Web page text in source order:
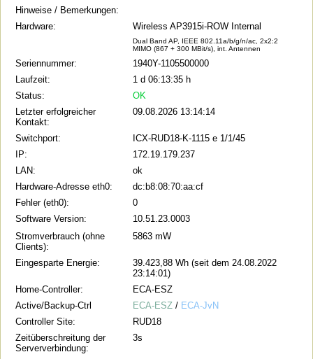
Computer-
Medienservice
Hinweise / Bemerkungen:
Hardware:
Wireless AP3915i-ROW Internal
Dual Band AP, IEEE 802.11a/b/g/n/ac, 2x2:2
MIMO (867 + 300 MBit/s), int. Antennen
Seriennummer:
1940Y-1105500000
Laufzeit:
1 d 06:13:35 h
Status:
OK
Letzter erfolgreicher
Kontakt:
09.08.2026 13:14:14
Switchport:
ICX-RUD18-K-1115 e 1/1/45
IP:
172.19.179.237
LAN:
ok
Hardware-Adresse eth0:
dc:b8:08:70:aa:cf
Fehler (eth0):
0
Software Version:
10.51.23.0003
Stromverbrauch (ohne
Clients):
5863 mW
Eingesparte Energie:
39.423,88 Wh (seit dem 24.08.2022
23:14:01)
Home-Controller:
ECA-ESZ
Active/Backup-Ctrl
ECA-ESZ / ECA-JvN
Controller Site:
RUD18
Zeitüberschreitung der
Serververbindung:
3s